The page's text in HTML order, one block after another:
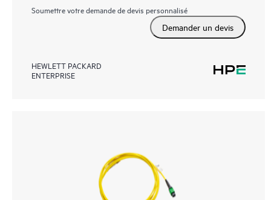
Soumettre votre demande de devis personnalisé
Demander un devis
HEWLETT PACKARD
ENTERPRISE